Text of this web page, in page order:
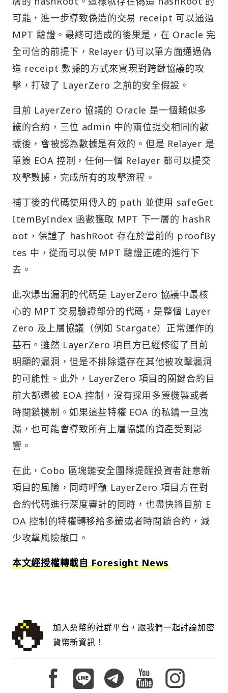
可能，進一步導致偽造的交易 receipt 可以通過
MPT 驗證。最終可造成的後果是，在 Oracle 完
全可信的前提下，Relayer 仍可以單方面通過偽
造 receipt 數據的方式來實現對跨鏈協議的攻
擊，打破了 LayerZero 之前的安全假設。
目前 LayerZero 協議的 Oracle 是一個類似多
籤的合約，三位 admin 中的兩位提交相同的數
據後，會被認為數據是有效的。但是 Relayer 是
單簽 EOA 控制，任何一個 Relayer 都可以提交
攻擊數據，完成所有的攻擊流程。
補丁後的代碼使用傳入的 path 並使用 safeGet
ItemByIndex 函數獲取 MPT 下一層的 hashR
oot，保證了 hashRoot 存在於當前的 proofBy
tes 中，從而可以使 MPT 驗證正確的進行下
去。
此次爆出漏洞的代碼是 LayerZero 協議中最核
心的 MPT 交易驗證部分的代碼，是整個 Layer
Zero 及上層協議（例如 Stargate）正常運作的
基石。雖然 LayerZero 項目方已經修復了目前
明顯的漏洞，但是不排除還存在其他被攻擊漏洞
的可能性。此外，LayerZero 項目的關鍵合約目
前大都還被 EOA 控制，沒有採用多簽機製或者
時間鎖機制。如果這些特權 EOA 的私鑰一旦洩
漏，也可能會導致所有上層協議的資產受到影
響。
在此，Cobo 區塊鏈安全團隊提醒投資者註意新
項目的風險，同時呼籲 LayerZero 項目方在對
合約代碼進行深度審計的同時，也盡快將目前 E
OA 控制的特權轉移給多籤或者時間鎖合約，減
少攻擊風險敞口。
本文經授權轉載自 Foresight News
加入桑幣的社群平台，跟我們一起討論加密
貨幣新資訊！